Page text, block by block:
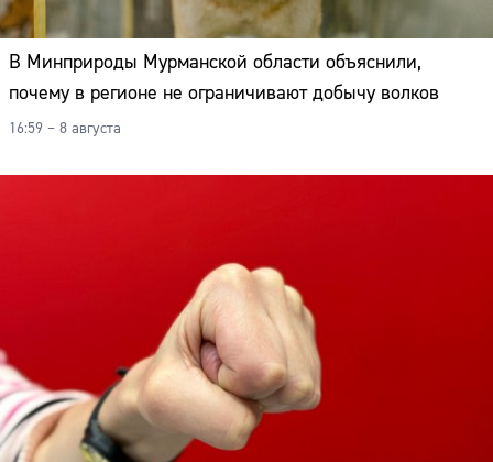
В Минприроды Мурманской области объяснили,
почему в регионе не ограничивают добычу волков
16:59 – 8 августа